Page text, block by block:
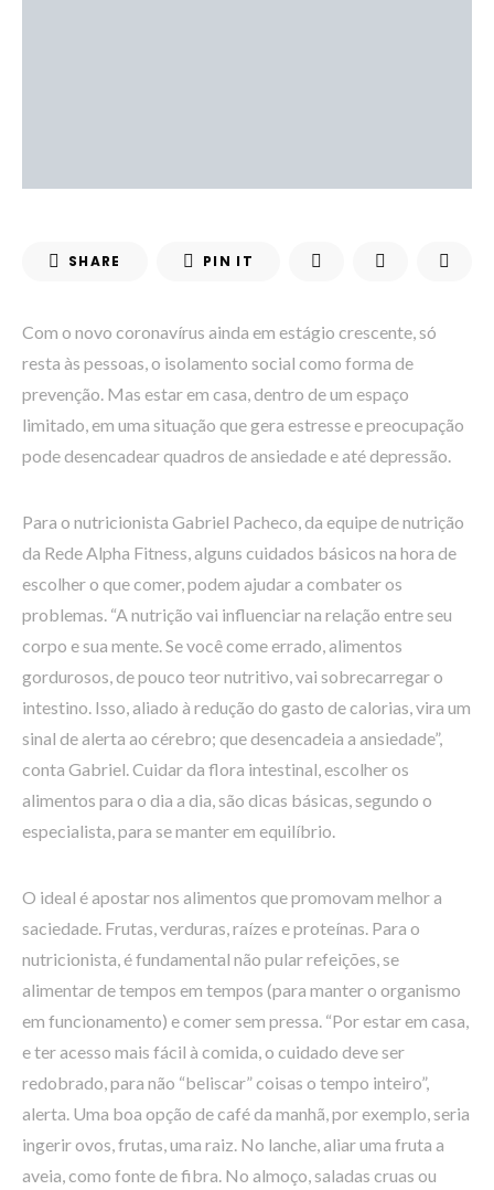
SHARE PIN IT
Com o novo coronavírus ainda em estágio crescente, só
resta às pessoas, o isolamento social como forma de
prevenção. Mas estar em casa, dentro de um espaço
limitado, em uma situação que gera estresse e preocupação
pode desencadear quadros de ansiedade e até depressão.
Para o nutricionista Gabriel Pacheco, da equipe de nutrição
da Rede Alpha Fitness, alguns cuidados básicos na hora de
escolher o que comer, podem ajudar a combater os
problemas. “A nutrição vai influenciar na relação entre seu
corpo e sua mente. Se você come errado, alimentos
gordurosos, de pouco teor nutritivo, vai sobrecarregar o
intestino. Isso, aliado à redução do gasto de calorias, vira um
sinal de alerta ao cérebro; que desencadeia a ansiedade”,
conta Gabriel. Cuidar da flora intestinal, escolher os
alimentos para o dia a dia, são dicas básicas, segundo o
especialista, para se manter em equilíbrio.
O ideal é apostar nos alimentos que promovam melhor a
saciedade. Frutas, verduras, raízes e proteínas. Para o
nutricionista, é fundamental não pular refeições, se
alimentar de tempos em tempos (para manter o organismo
em funcionamento) e comer sem pressa. “Por estar em casa,
e ter acesso mais fácil à comida, o cuidado deve ser
redobrado, para não “beliscar” coisas o tempo inteiro”,
alerta. Uma boa opção de café da manhã, por exemplo, seria
ingerir ovos, frutas, uma raiz. No lanche, aliar uma fruta a
aveia, como fonte de fibra. No almoço, saladas cruas ou